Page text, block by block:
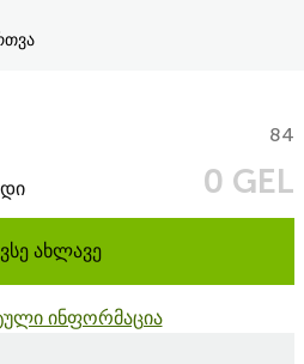
84
0 GEL
ახლავე
ინფორმაცია